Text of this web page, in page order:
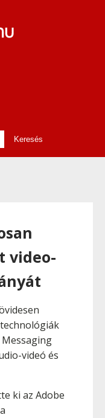
video-
videó és
ki az Adobe